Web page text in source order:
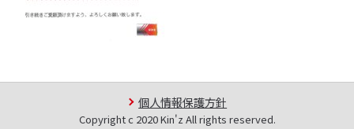
個人情報保護方針
Copyright c 2020 Kin'z All rights reserved.